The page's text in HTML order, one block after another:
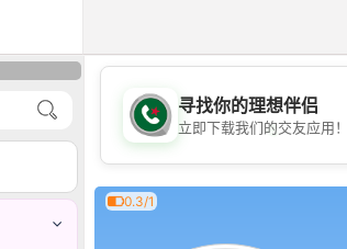
💖
寻找你的理想伴侣
立即下载我们的交友应用！
0.3/1